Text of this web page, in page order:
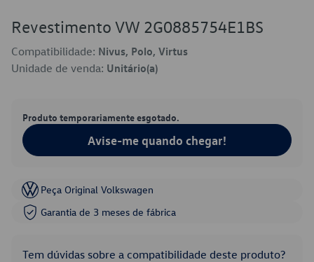
Revestimento VW 2G0885754E1BS
Compatibilidade: Nivus, Polo, Virtus
Unidade de venda: Unitário(a)
Produto temporariamente esgotado.
Avise-me quando chegar!
Peça Original Volkswagen
Garantia de 3 meses de fábrica
Tem dúvidas sobre a compatibilidade deste produto?